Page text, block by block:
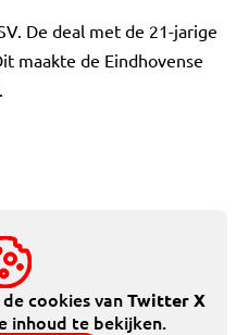
De deal met de 21-jarige
maakte de Eindhovense
cookies vanTwitter X
inhoud te bekijken.